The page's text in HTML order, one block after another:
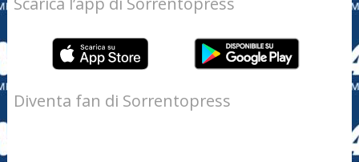
Diventa fan di Sorrentopress